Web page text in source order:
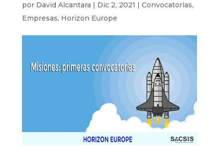
por David Alcantara | Dic 2, 2021 | Convocatorias,
Empresas, Horizon Europe